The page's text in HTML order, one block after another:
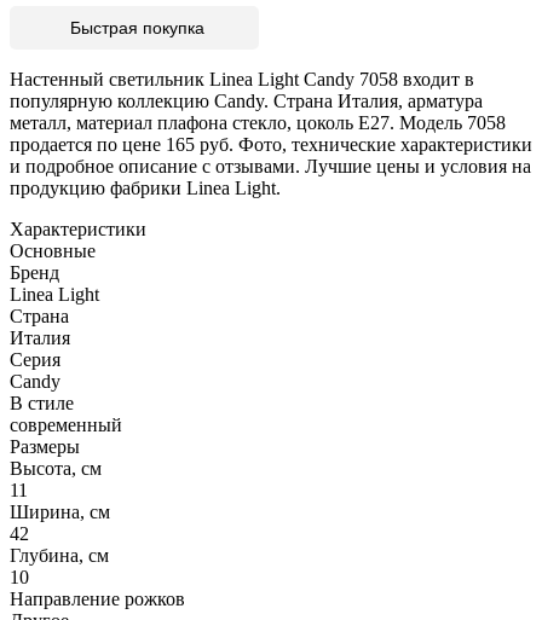
Быстрая покупка
Настенный светильник Linea Light Candy 7058 входит в
популярную коллекцию Candy. Страна Италия, арматура
металл, материал плафона стекло, цоколь E27. Модель 7058
продается по цене 165 руб. Фото, технические характеристики
и подробное описание с отзывами. Лучшие цены и условия на
продукцию фабрики Linea Light.
Характеристики
Основные
Бренд
Linea Light
Страна
Италия
Серия
Candy
В стиле
современный
Размеры
Высота, см
11
Ширина, см
42
Глубина, см
10
Направление рожков